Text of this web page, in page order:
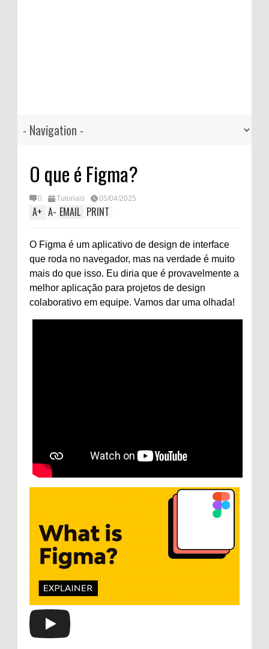
O que é Figma?
0 Tutoriais 05/04/2025
A+ A- EMAIL PRINT
O Figma é um aplicativo de design de interface
que roda no navegador, mas na verdade é muito
mais do que isso. Eu diria que é provavelmente a
melhor aplicação para projetos de design
colaborativo em equipe. Vamos dar uma olhada!